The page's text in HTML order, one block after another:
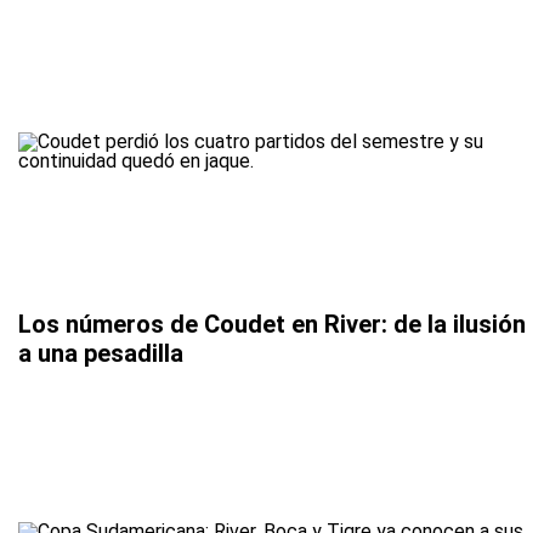
Los números de Coudet en River: de la ilusión
a una pesadilla